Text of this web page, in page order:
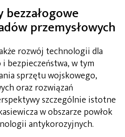
przemysłowych
rozwój technologii dla
bezpieczeństwa, w tym
sprzętu wojskowego,
oraz rozwiązań
szczególnie istotne
w obszarze powłok
antykorozyjnych.